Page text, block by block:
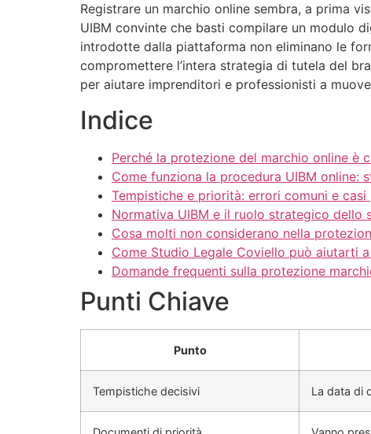
Registrare un marchio online sembra, a prima
UIBM convinte che basti compilare un modulo
introdotte dalla piattaforma non eliminano le
compromettere l’intera strategia di tutela del
per aiutare imprenditori e professionisti a
Indice
Perché la protezione del marchio online è
Come funziona la procedura UIBM online:
Tempistiche e priorità: errori comuni e
Normativa UIBM e il ruolo strategico dello
Cosa molti non considerano nella
Come Studio Legale Coviello può aiutarti
Domande frequenti sulla protezione
Punti Chiave
Punto
Tempistiche decisivi La data di